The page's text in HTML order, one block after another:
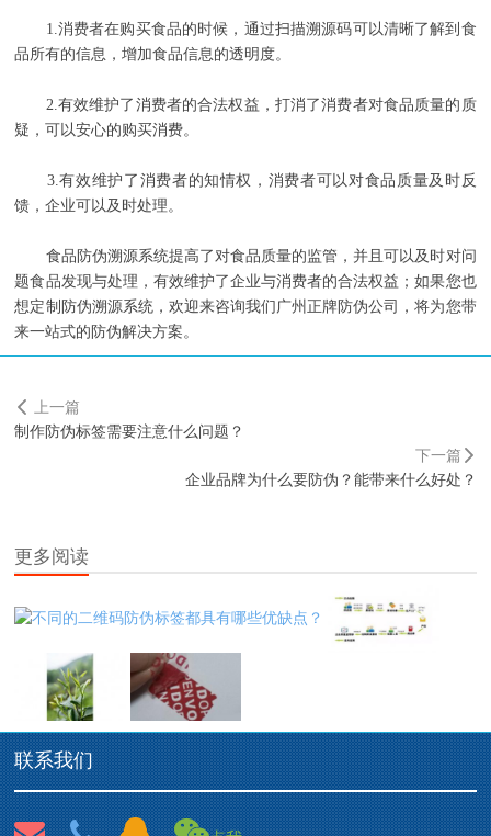
1.消费者在购买食品的时候，通过扫描溯源码可以清晰了解到食
品所有的信息，增加食品信息的透明度。
2.有效维护了消费者的合法权益，打消了消费者对食品质量的质
疑，可以安心的购买消费。
3.有效维护了消费者的知情权，消费者可以对食品质量及时反
馈，企业可以及时处理。
食品防伪溯源系统提高了对食品质量的监管，并且可以及时对问
题食品发现与处理，有效维护了企业与消费者的合法权益；如果您也
想定制防伪溯源系统，欢迎来咨询我们广州正牌防伪公司，将为您带
来一站式的防伪解决方案。
上一篇
制作防伪标签需要注意什么问题？
下一篇
企业品牌为什么要防伪？能带来什么好处？
更多阅读
联系我们